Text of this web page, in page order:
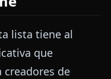
lista tiene al
que
de